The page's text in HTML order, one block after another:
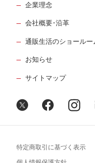
企業理念
会社概要･沿革
通販生活のショールー
お知らせ
サイトマップ
特定商取引に基づく表示